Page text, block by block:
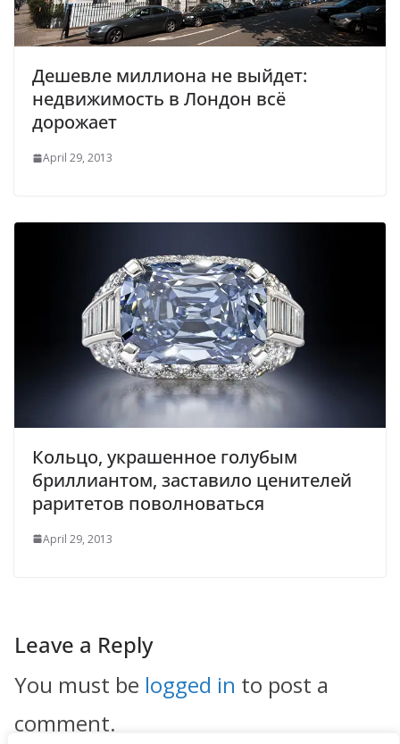
Дешевле миллиона не выйдет:
недвижимость в Лондон всё
дорожает
April 29, 2013
Кольцо, украшенное голубым
бриллиантом, заставило ценителей
раритетов поволноваться
April 29, 2013
Leave a Reply
You must be logged in to post a
comment.